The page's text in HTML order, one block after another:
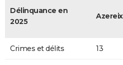
Délinquance en
2025
Azereix
Crimes et délits 13